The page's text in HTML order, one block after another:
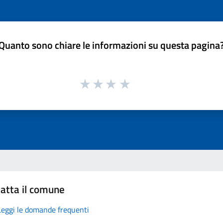
sono chiare le informazioni su questa
il comune
le domande frequenti